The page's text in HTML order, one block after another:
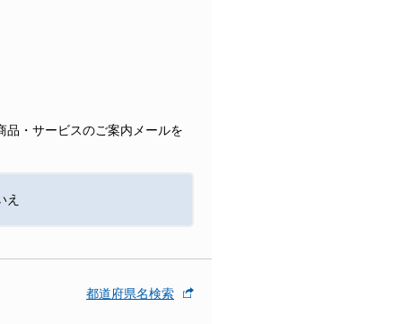
品・サービスのご案内メールを
え
都道府県名検索